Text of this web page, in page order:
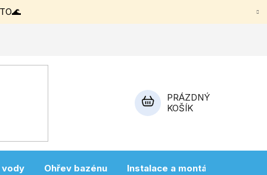
NÁKUPNÍ
PRÁZDNÝ
KOŠÍK
vody Ohřev bazénu Instalace a montáž